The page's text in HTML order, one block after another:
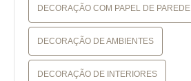
DECORAÇÃO COM PAPEL DE PAREDE
DECORAÇÃO DE AMBIENTES
DECORAÇÃO DE INTERIORES